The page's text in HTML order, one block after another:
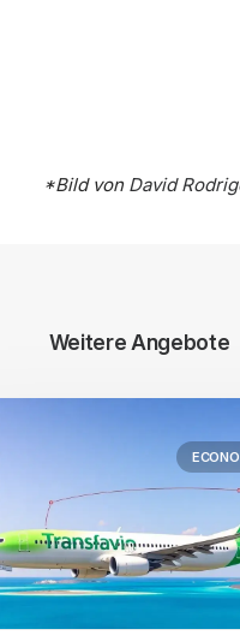
*Bild von David
Weitere Angebote